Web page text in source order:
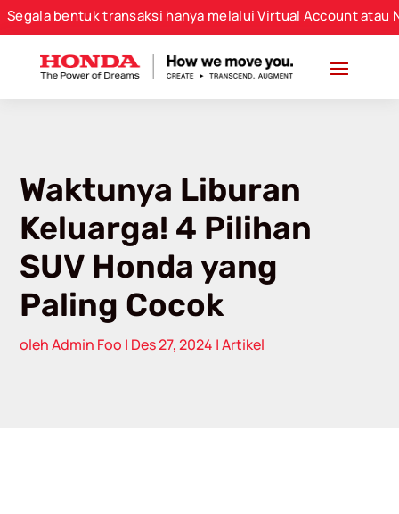
bentuk transaksi hanya melalui Virtual Account atau Nomor
Waktunya Liburan
Keluarga! 4 Pilihan
SUV Honda yang
Paling Cocok
olehAdmin Foo | Des 27, 2024 |Artikel